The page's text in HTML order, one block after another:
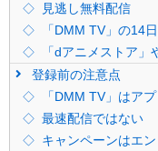
見逃し無料配信
「DMM TV」の14
「dアニメストア」
登録前の注意点
「DMM TV」はア
最速配信ではない
キャンペーンはエ